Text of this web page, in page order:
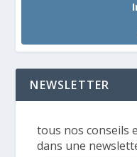
NEWSLETTER
tous nos conseils
dans une